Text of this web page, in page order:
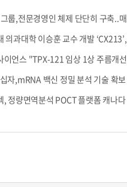
룹,전문경영인 체제 단단히 구축..
의과대학 이승훈 교수 개발
이언스 "TPX-121 임상 1상 주름개
자,mRNA 백신 정밀 분석 기술 확
, 정량면역분석 POCT 플랫폼 캐나